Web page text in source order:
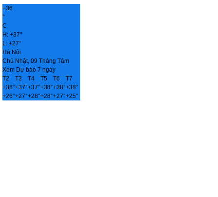
+36
°
C
H: +37°
L: +27°
Hà Nội
Chủ Nhật, 09 Tháng Tám
Xem Dự báo 7 ngày
T2
T3 T4 T5 T6
T7
+38°+37°+37°+38°+38°+38°
+26°+27°+28°+28°+27°+25°